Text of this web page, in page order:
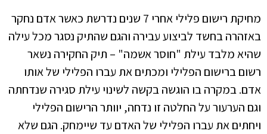
מחיקת רישום פלילי אחרי 7 שנים נדרשת כאשר אדם נחקר
באזהרה בחשד לביצוע עבירה והגם שהתיק נסגר מכל עילה
שהיא מלבד עילת "חוסר אשמה" – תיק החקירה נשאר
רשום ברישום הפלילי ומכתים את עברו הפלילי של אותו
אדם. במקרה בו הוגשה בקשה לשינוי עילת סגירה שנדחתה
וגם הערעור על החלטה זו נדחה, יוותר הרישום הפלילי
ויחתים את עברו הפלילי של האדם עד שיימחק. הגם שלא